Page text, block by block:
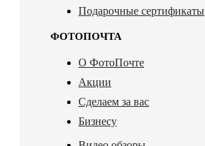
Подарочные сертификаты
ФОТОПОЧТА
О ФотоПочте
Акции
Сделаем за вас
Бизнесу